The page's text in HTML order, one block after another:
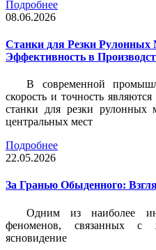
Подробнее
08.06.2026
Станки для Резки Рулонных
Эффективность в
В современной
скорость и точность
станки для резки рулонных
центральных мест
Подробнее
22.05.2026
За Гранью Обыденного:
Одним из наиболее
феноменов, связанных с
ясновидение